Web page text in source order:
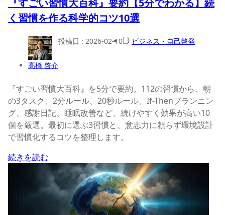
く習慣を作る科学的コツ10選
高橋 啓介
投稿日 : 2026-02-10 ビジネス・自己啓発
『すごい習慣大百科』を5分で要約。112の習慣から、朝
の3タスク、2分ルール、20秒ルール、If-Thenプランニン
グ、感謝日記、睡眠改善など、続けやすく効果が高い10
個を厳選。最初に選ぶ3習慣と、意志力に頼らず環境設計
で習慣化するコツを整理します。
続きを読む